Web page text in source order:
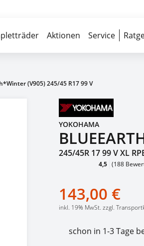
Aktionen Service
(V905) 245/45 R17 99 V
YOKOHAMA
245/45R 17 99 V XL
4,5 (188
143,00 €
inkl. 19% MwSt. zzgl.
schon in 1-3 Tage